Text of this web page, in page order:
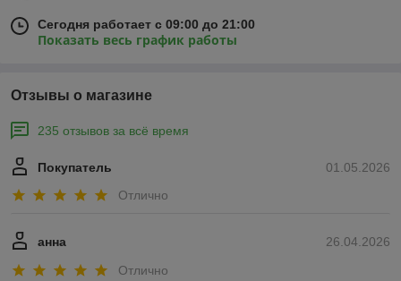
Сегодня работает с 09:00 до 21:00
Показать весь график работы
Отзывы о магазине
235 отзывов за всё время
01.05.2026
Покупатель
Отлично
26.04.2026
анна
Отлично